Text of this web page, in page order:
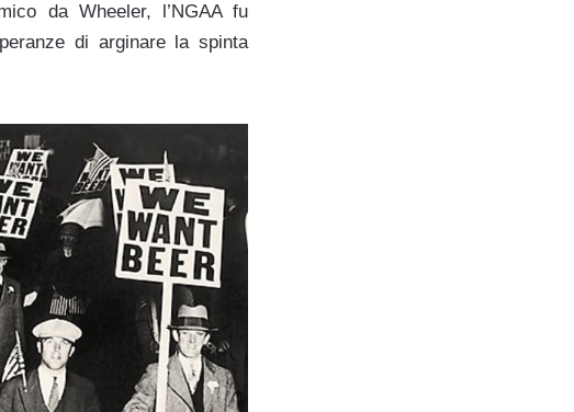
da Wheeler, l’NGAA fu
di arginare la spinta